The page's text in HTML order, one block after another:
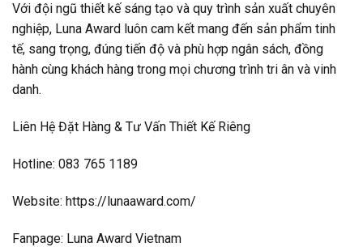
Với đội ngũ thiết kế sáng tạo và quy trình sản xuất chuyên
nghiệp, Luna Award luôn cam kết mang đến sản phẩm tinh
tế, sang trọng, đúng tiến độ và phù hợp ngân sách, đồng
hành cùng khách hàng trong mọi chương trình tri ân và vinh
danh.
Liên Hệ Đặt Hàng & Tư Vấn Thiết Kế Riêng
Hotline: 083 765 1189
Website: https://lunaaward.com/
Fanpage: Luna Award Vietnam